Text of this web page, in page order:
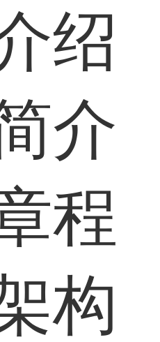
绍
介
程
构